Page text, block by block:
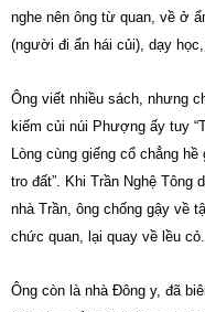
nghe nên ông từ quan, về ở
(người đi ẩn hái củi), dạy
Ông viết nhiều sách, nhưng
kiếm củi núi Phượng ấy tuy
Lòng cùng giếng cổ chẳng
tro đất”. Khi Trần Nghệ Tông
nhà Trần, ông chống gậy về
chức quan, lại quay về lều cỏ.
Ông còn là nhà Đông y, đã